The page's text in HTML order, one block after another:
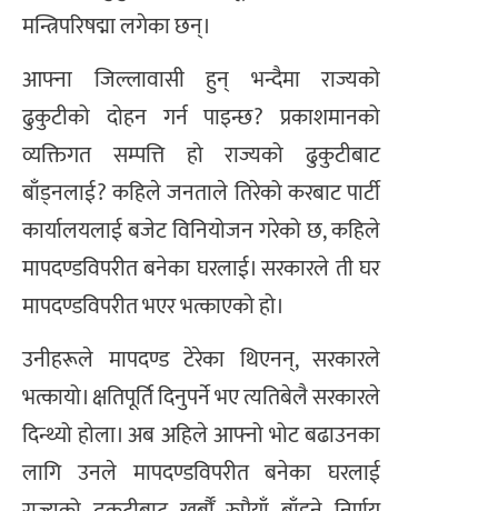
मन्त्रिपरिषद्मा लगेका छन्।
आफ्ना जिल्लावासी हुन् भन्दैमा राज्यको
ढुकुटीको दोहन गर्न पाइन्छ? प्रकाशमानको
व्यक्तिगत सम्पत्ति हो राज्यको ढुकुटीबाट
बाँड्नलाई? कहिले जनताले तिरेको करबाट पार्टी
कार्यालयलाई बजेट विनियोजन गरेको छ, कहिले
मापदण्डविपरीत बनेका घरलाई। सरकारले ती घर
मापदण्डविपरीत भएर भत्काएको हो।
उनीहरूले मापदण्ड टेरेका थिएनन्, सरकारले
भत्कायो। क्षतिपूर्ति दिनुपर्ने भए त्यतिबेलै सरकारले
दिन्थ्यो होला। अब अहिले आफ्नो भोट बढाउनका
लागि उनले मापदण्डविपरीत बनेका घरलाई